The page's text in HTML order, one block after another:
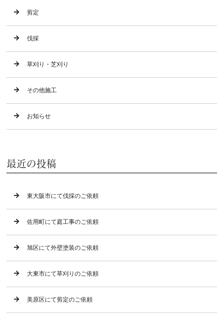
剪定
伐採
草刈り・芝刈り
その他施工
お知らせ
最近の投稿
東大阪市にて伐採のご依頼
佐用町にて庭工事のご依頼
旭区にて外壁塗装のご依頼
大東市にて草刈りのご依頼
美原区にて剪定のご依頼